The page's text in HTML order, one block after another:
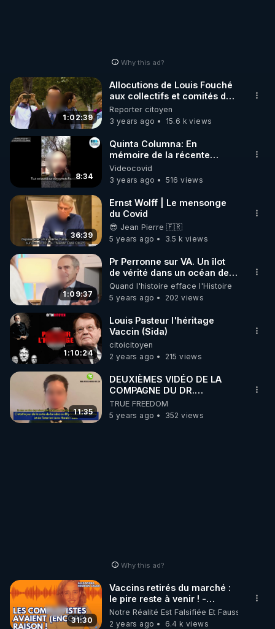
Why this ad?
1:02:39
Allocutions de Louis Fouché
aux collectifs et comités de
soutien.
Reporter citoyen
3 years ago
15.6 k views
8:34
Quinta Columna: En
mémoire de la récente
disparition du Dr Martinelli.
(mort suspecte)
Videocovid
3 years ago
516 views
36:39
Ernst Wolff | Le mensonge
du Covid
😎 Jean Pierre 🇫🇷
5 years ago
3.5 k views
1:09:37
Pr Perronne sur VA. Un îlot
de vérité dans un océan de
corruption
Quand l'histoire efface l'Histoire
5 years ago
202 views
1:10:24
Louis Pasteur l'héritage
Vaccin (Sida)
citoicitoyen
2 years ago
215 views
11:35
DEUXIÈMES VIDÉO DE LA
COMPAGNE DU DR.
ANDREAS NOACK
TRUE FREEDOM
5 years ago
352 views
Why this ad?
31:30
Vaccins retirés du marché :
le pire reste à venir ! -
Alexandra Henrion Caude
Notre Réalité Est Falsifiée Et Fausse
2 years ago
6.4 k views